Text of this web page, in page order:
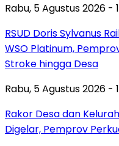
Rabu, 5 Agustus 2026 -
RSUD Doris Sylvanus
WSO Platinum,
Stroke hingga Desa
Rabu, 5 Agustus 2026 -
Rakor Desa dan
Digelar, Pemprov